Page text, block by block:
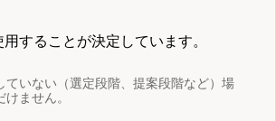
することが決定しています。
いない（選定段階、提案段階など）場
ません。